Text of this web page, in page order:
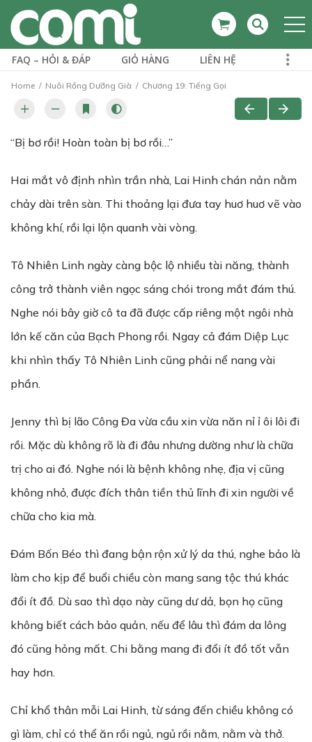
FAQ – HỎI & ĐÁP GIỎ HÀNG LIÊN HỆ
Home Nuôi Rồng Dưỡng Già Chương 19: Tiếng Gọi
“Bị bơ rồi! Hoàn toàn bị bơ rồi…”
Hai mắt vô định nhìn trần nhà, Lai Hinh chán nản nằm
chảy dài trên sàn. Thi thoảng lại đưa tay huơ huơ vẽ vào
không khí, rồi lại lộn quanh vài vòng.
Tô Nhiên Linh ngày càng bộc lộ nhiều tài năng, thành
công trở thành viên ngọc sáng chói trong mắt đám thú.
Nghe nói bây giờ cô ta đã được cấp riêng một ngôi nhà
lớn kế căn của Bạch Phong rồi. Ngay cả đám Diệp Lục
khi nhìn thấy Tô Nhiên Linh cũng phải nể nang vài
phần.
Jenny thì bị lão Công Đa vừa cầu xin vừa năn nỉ ỉ ôi lôi đi
rồi. Mặc dù không rõ là đi đâu nhưng dường như là chữa
trị cho ai đó. Nghe nói là bệnh không nhẹ, địa vị cũng
không nhỏ, được đích thân tiền thủ lĩnh đi xin người về
chữa cho kia mà.
Đám Bốn Béo thì đang bận rộn xử lý da thú, nghe bảo là
làm cho kịp để buổi chiều còn mang sang tộc thú khác
đổi ít đồ. Dù sao thì dạo này cũng dư dả, bọn họ cũng
không biết cách bảo quản, nếu để lâu thì đám da lông
đó cũng hỏng mất. Chi bằng mang đi đổi ít đồ tốt vẫn
hay hơn.
Chỉ khổ thân mỗi Lai Hinh, từ sáng đến chiều không có
gì làm, chỉ có thể ăn rồi ngủ, ngủ rồi nằm, nằm và thở.